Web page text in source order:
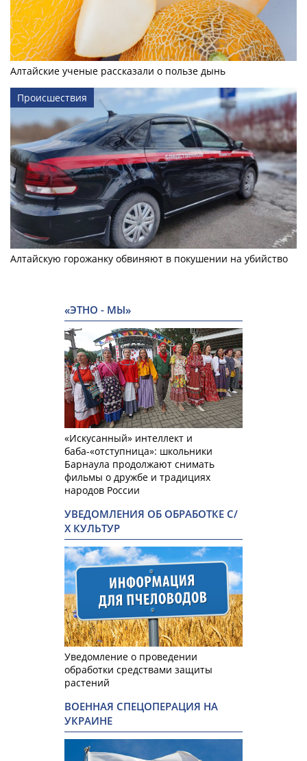
Алтайские ученые рассказали о пользе дынь
Происшествия
Алтайскую горожанку обвиняют в покушении на убийство
«ЭТНО - МЫ»
«Искусанный» интеллект и
баба-«отступница»: школьники
Барнаула продолжают снимать
фильмы о дружбе и традициях
народов России
УВЕДОМЛЕНИЯ ОБ ОБРАБОТКЕ С/
Х КУЛЬТУР
Уведомление о проведении
обработки средствами защиты
растений
ВОЕННАЯ СПЕЦОПЕРАЦИЯ НА
УКРАИНЕ